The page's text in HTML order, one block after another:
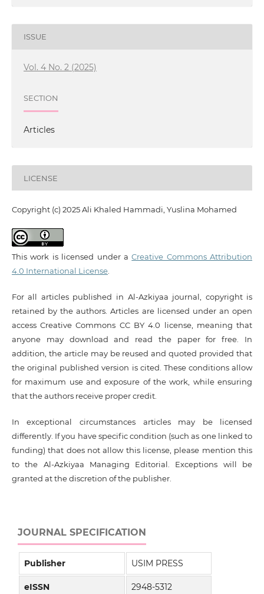
ISSUE
Vol. 4 No. 2 (2025)
SECTION
Articles
LICENSE
Copyright (c) 2025 Ali Khaled Hammadi, Yuslina Mohamed
This work is licensed under aCreative Commons Attribution
4.0 International License.
For all articles published in Al-Azkiyaa journal, copyright is
retained by the authors. Articles are licensed under an open
access Creative Commons CC BY 4.0 license, meaning that
anyone may download and read the paper for free. In
addition, the article may be reused and quoted provided that
the original published version is cited. These conditions allow
for maximum use and exposure of the work, while ensuring
that the authors receive proper credit.
In exceptional circumstances articles may be licensed
differently. If you have specific condition (such as one linked to
funding) that does not allow this license, please mention this
to the Al-Azkiyaa Managing Editorial. Exceptions will be
granted at the discretion of the publisher.
JOURNAL SPECIFICATION
Publisher USIM PRESS
eISSN 2948-5312